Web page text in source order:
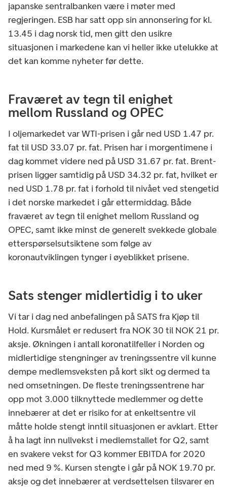
japanske sentralbanken være i møter med
regjeringen. ESB har satt opp sin annonsering for kl.
13.45 i dag norsk tid, men gitt den usikre
situasjonen i markedene kan vi heller ikke utelukke at
det kan komme nyheter før dette.
Fraværet av tegn til enighet
mellom Russland og OPEC
I oljemarkedet var WTI-prisen i går ned USD 1.47 pr.
fat til USD 33.07 pr. fat. Prisen har i morgentimene i
dag kommet videre ned på USD 31.67 pr. fat. Brent-
prisen ligger samtidig på USD 34.32 pr. fat, hvilket er
ned USD 1.78 pr. fat i forhold til nivået ved stengetid
i det norske markedet i går ettermiddag. Både
fraværet av tegn til enighet mellom Russland og
OPEC, samt ikke minst de generelt svekkede globale
etterspørselsutsiktene som følge av
koronautviklingen tynger i øyeblikket prisene.
Sats stenger midlertidig i to uker
Vi tar i dag ned anbefalingen på SATS fra Kjøp til
Hold. Kursmålet er redusert fra NOK 30 til NOK 21 pr.
aksje. Økningen i antall koronatilfeller i Norden og
midlertidige stengninger av treningssentre vil kunne
dempe medlemsveksten på kort sikt og dermed ta
ned omsetningen. De fleste treningssentrene har
opp mot 3.000 tilknyttede medlemmer og dette
innebærer at det er risiko for at enkeltsentre vil
måtte holde stengt inntil situasjonen er avklart. Etter
å ha lagt inn nullvekst i medlemstallet for Q2, samt
en svakere vekst for Q3 kommer EBITDA for 2020
ned med 9 %. Kursen stengte i går på NOK 19.70 pr.
aksje og det innebærer at verdsettelsen tilsvarer en